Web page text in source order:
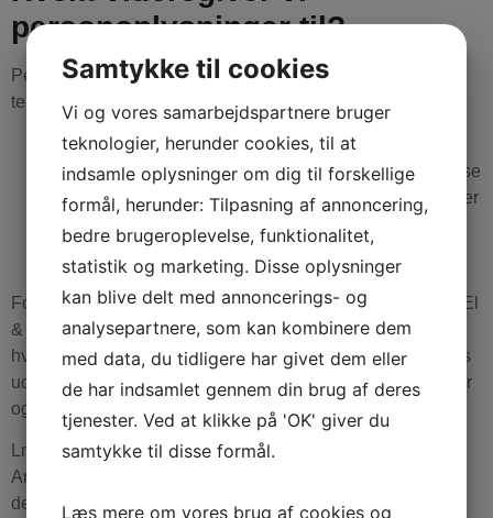
personoplysninger til?
Personoplysninger afgivet på lonborgs-el.dk eller via
telefonisk kontakt videregives kun til:
Interne afdelinger / personale
Betroede tredjemænd der er nødvendige for opfyldelse
af aftaler om levering, betaling og servicering herunder
inkasso og retslige instanser
Forretningspartnere med henblik på at vedligeholde
din konto og/eller markedsføring.
For at kunne give den bedst mulige oplevelse på Lnborgs El
& Energirdgivning ApS’ hjemmesider fører vi statistik over,
hvordan brugerne anvender siderne. Statistikken anvendes
udelukkende i anonymiseret form f.eks. til at se, hvilke sider
og hvilket indhold brugerne interagerer med.
Lnborgs El & Energirdgivning ApS kan anvende Google
Analytics til indsamling af besøgsstatistik og videregiver i
den forbindelse IP-adresser til Google Analytics.
Samtykke til cookies
Vi og vores samarbejdspartnere bruger
teknologier, herunder cookies, til at
indsamle oplysninger om dig til forskellige
formål, herunder: Tilpasning af annoncering,
bedre brugeroplevelse, funktionalitet,
statistik og marketing. Disse oplysninger
kan blive delt med annoncerings- og
analysepartnere, som kan kombinere dem
med data, du tidligere har givet dem eller
de har indsamlet gennem din brug af deres
tjenester. Ved at klikke på 'OK' giver du
samtykke til disse formål.
Læs mere om vores brug af cookies og